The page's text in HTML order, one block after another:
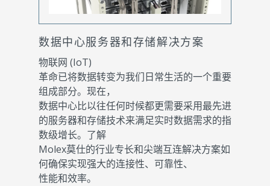
数据中心服务器和存储解决方案
物联网 (IoT)
革命已将数据转变为我们日常生活的一个重要
组成部分。现在，
数据中心比以往任何时候都更需要采用最先进
的服务器和存储技术来满足实时数据需求的指
数级增长。了解
Molex莫仕的行业专长和尖端互连解决方案如
何确保实现强大的连接性、可靠性、
性能和效率。